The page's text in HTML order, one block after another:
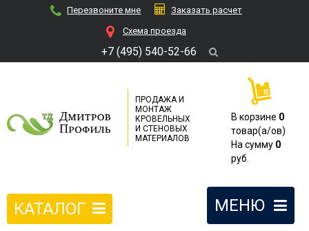
Перезвоните мне
Заказать расчет
Cхема проезда
+7 (495) 540-52-66
ПРОДАЖА И
МОНТАЖ
КРОВЕЛЬНЫХ
И СТЕНОВЫХ
МАТЕРИАЛОВ
В корзине 0
товар(a/ов)
На сумму 0
руб.
МЕНЮ
КАТАЛОГ